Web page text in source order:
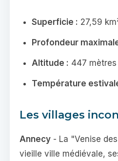
Superficie : 27,59
Profondeur
Altitude : 447 mètres
Température
Les villages
Annecy - La "Venise
vieille ville médiévale,